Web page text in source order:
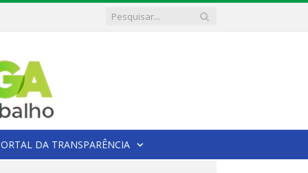
DA TRANSPARÊNCIA